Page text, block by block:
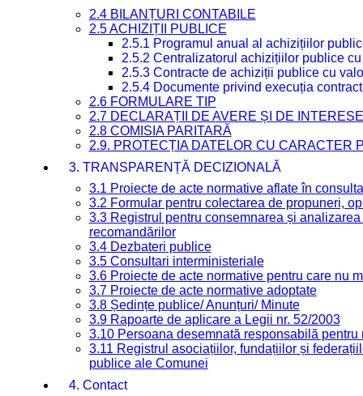
2.4 BILANȚURI CONTABILE
2.5 ACHIZIȚII PUBLICE
2.5.1 Programul anual al achizițiilor
2.5.2 Centralizatorul achizițiilor publice
2.5.3 Contracte de achiziții publice cu
2.5.4 Documente privind execuția
2.6 FORMULARE TIP
2.7 DECLARAȚII DE AVERE ȘI DE INTERESE
2.8 COMISIA PARITARĂ
2.9. PROTECȚIA DATELOR CU CARACTER
3. TRANSPARENȚĂ DECIZIONALĂ
3.1 Proiecte de acte normative aflate în
3.2 Formular pentru colectarea de propuneri,
3.3 Registrul pentru consemnarea și
recomandărilor
3.4 Dezbateri publice
3.5 Consultari interministeriale
3.6 Proiecte de acte normative pentru care nu
3.7 Proiecte de acte normative adoptate
3.8 Ședințe publice/ Anunțuri/ Minute
3.9 Rapoarte de aplicare a Legii nr. 52/2003
3.10 Persoana desemnată responsabilă
3.11 Registrul asociațiilor, fundațiilor și
publice ale Comunei
4. Contact